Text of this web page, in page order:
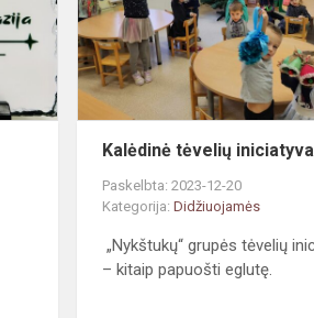
vėl
gimnazijoje
Kalėdinė tėvelių iniciatyva
Paskelbta: 2023-12-20
Kategorija:Didžiuojamės
„Nykštukų“ grupės tėvelių
– kitaip papuošti eglutę.